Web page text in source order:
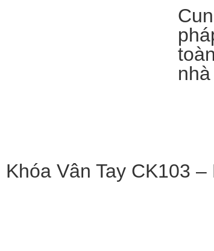
nhà
Khóa Vân Tay CK103 –